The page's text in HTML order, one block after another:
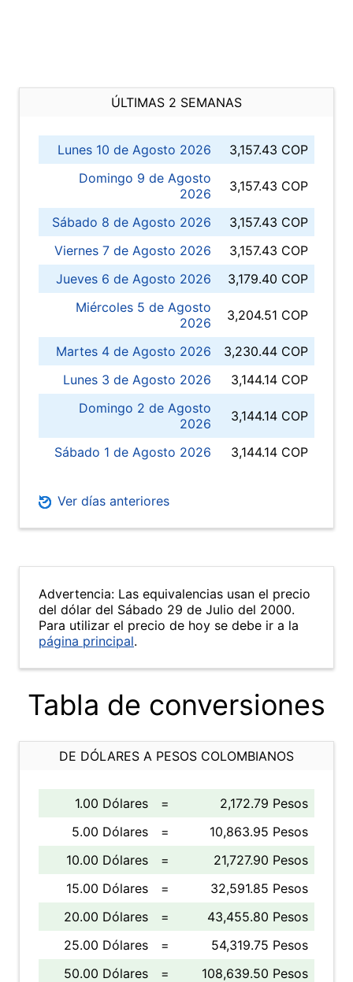
ÚLTIMAS 2 SEMANAS
Lunes 10 de Agosto 2026
3,157.43 COP
Domingo 9 de Agosto
2026
3,157.43 COP
Sábado 8 de Agosto 2026
3,157.43 COP
Viernes 7 de Agosto 2026
3,157.43 COP
Jueves 6 de Agosto 2026
3,179.40 COP
Miércoles 5 de Agosto
2026
3,204.51 COP
Martes 4 de Agosto 2026
3,230.44 COP
Lunes 3 de Agosto 2026
3,144.14 COP
Domingo 2 de Agosto
2026
3,144.14 COP
Sábado 1 de Agosto 2026 3,144.14 COP
Ver días anteriores
Advertencia: Las equivalencias usan el precio
del dólar del Sábado 29 de Julio del 2000.
Para utilizar el precio de hoy se debe ir a la
página principal.
Tabla de conversiones
DE DÓLARES A PESOS COLOMBIANOS
1.00 Dólares =
2,172.79 Pesos
5.00 Dólares
=
10,863.95 Pesos
10.00 Dólares
=
21,727.90 Pesos
15.00 Dólares
=
32,591.85 Pesos
20.00 Dólares
=
43,455.80 Pesos
25.00 Dólares
=
54,319.75 Pesos
50.00 Dólares
=
108,639.50 Pesos